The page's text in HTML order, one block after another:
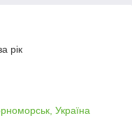
рік
Україна